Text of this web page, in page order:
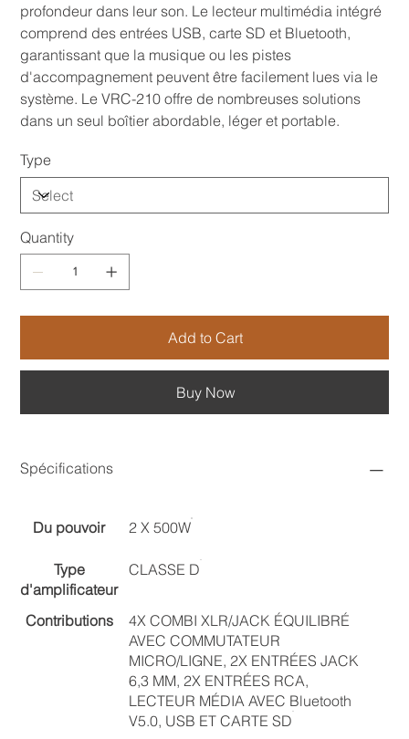
profondeur dans leur son. Le lecteur multimédia intégré
comprend des entrées USB, carte SD et Bluetooth,
garantissant que la musique ou les pistes
d'accompagnement peuvent être facilement lues via le
système. Le VRC-210 offre de nombreuses solutions
dans un seul boîtier abordable, léger et portable.
Type
Quantity
Add to Cart
Buy Now
Spécifications
Du pouvoir 2 X 500W
Type
d'amplificateur
CLASSE D
Contributions
4X COMBI XLR/JACK ÉQUILIBRÉ
AVEC COMMUTATEUR
MICRO/LIGNE, 2X ENTRÉES JACK
6,3 MM, 2X ENTRÉES RCA,
LECTEUR MÉDIA AVEC Bluetooth
V5.0, USB ET CARTE SD